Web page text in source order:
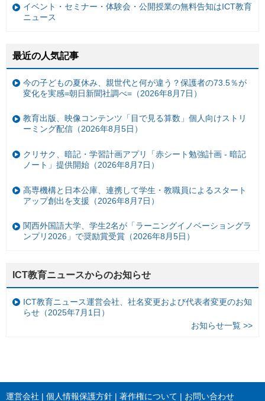
イベント・セミナー・体験会・公開授業の無料告知はICT教育
ニュース
最近の人気記事
今の子どもの夏休み、親世代と何が違う？保護者の73.5％が
変化を実感=朝日新聞社調べ=（2026年8月7日）
教育出版、映像コンテンツ「目で見る算数」個人向けストリ
ーミング配信（2026年8月5日）
クリサク、暗記・学習計画アプリ「赤シート勉強計画 - 暗記
ノート」提供開始（2026年8月7日）
高専機構と日本公庫、連携して学生・教職員によるスタート
アップ創出を支援（2026年8月7日）
関西外国語大学、学生2名が「ラーニングイノベーショングラ
ンプリ2026」で奨励賞受賞（2026年8月5日）
ICT教育ニュースからのお知らせ
ICT教育ニュース運営会社、社名変更および代表者変更のお知
らせ（2025年7月1日）
お知らせ一覧 >>
運営会社 個人情報保護方針 著作権について お問い合わせ